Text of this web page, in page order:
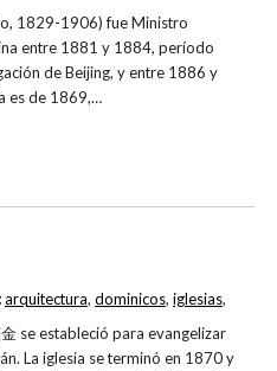
1829-1906) fue Ministro
entre 1881 y 1884, período
de Beijing, y entre 1886 y
es de 1869,…
se estableció para evangelizar
La iglesia se terminó en 1870 y
arquitectura, dominicos, iglesias,